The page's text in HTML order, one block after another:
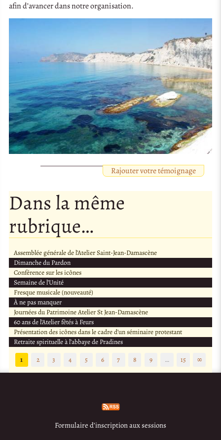
afin d’avancer dans notre organisation.
Rajouter votre témoignage
Dans la même
rubrique…
Assemblée générale de l’Atelier Saint-Jean-Damascène
Dimanche du Pardon
Conférence sur les icônes
Semaine de l’Unité
Fresque musicale (nouveauté)
À ne pas manquer
Journées du Patrimoine Atelier St Jean-Damascène
60 ans de l’Atelier fêtés à Feurs
Présentation des icônes dans le cadre d’un séminaire protestant
Retraite spirituelle à l’abbaye de Pradines
1
2 3 4 5 6 7 8 9 … 15 ∞
Formulaire d’inscription aux sessions